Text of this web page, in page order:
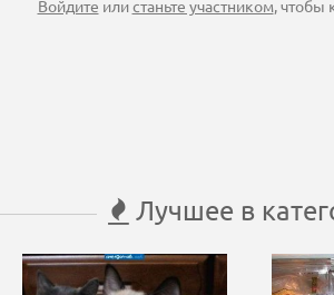
Войдите илистаньте участником, чтобы
Лучшее в